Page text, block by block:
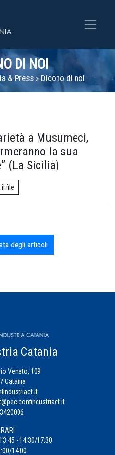
DI NOI
& Press » Dicono di noi
a Musumeci,
la sua
(La Sicilia)
il file
degli articoli
Catania
Veneto, 109
Catania
- 14:30/17:30
14:00